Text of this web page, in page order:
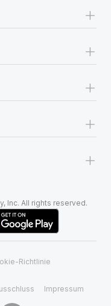
+
+
+
+
+
Inc. All rights reserved.
Richtlinie
Impressum